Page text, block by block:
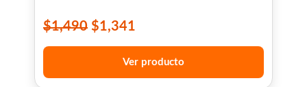
$1,490 $1,341
Ver producto